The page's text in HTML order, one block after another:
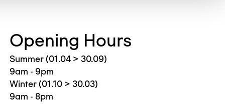
Opening Hours
Summer (01.04 > 30.09)
9am - 9pm
Winter (01.10 > 30.03)
9am - 8pm